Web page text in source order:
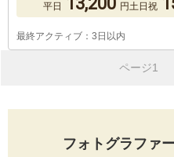
平日 円土日祝
最終アクティブ：3日以内
ページ1
フォトグラファ